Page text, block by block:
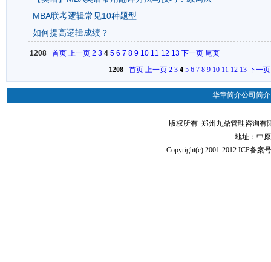
MBA联考逻辑常见10种题型
如何提高逻辑成绩？
1208 首页 上一页 2 3 4 5 6 7 8 9 10 11 12 13 下一页 尾页
1208
首页 上一页 2 3 4 5 6 7 8 9 10 11 12 13 下一页
华章简介公司简介
版权所有 郑州九鼎管理咨询有
地址：中
Copyright(c) 2001-2012 ICP备案